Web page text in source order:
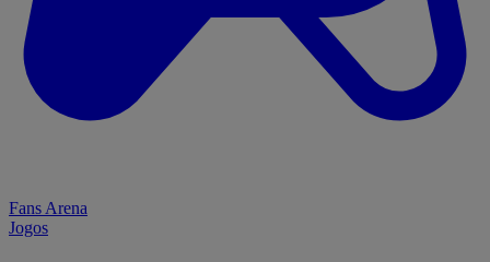
Fans Arena
Jogos